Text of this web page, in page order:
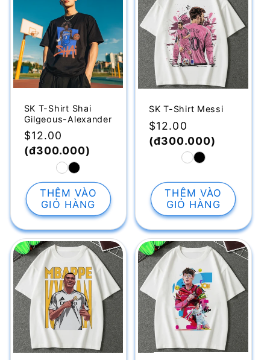
SK T-Shirt Shai
Gilgeous-Alexander
Giá
thông
thường
$12.00
(đ300.000)
THÊM VÀO
GIỎ HÀNG
SK T-Shirt Messi
Giá
thông
thường
$12.00
(đ300.000)
THÊM VÀO
GIỎ HÀNG